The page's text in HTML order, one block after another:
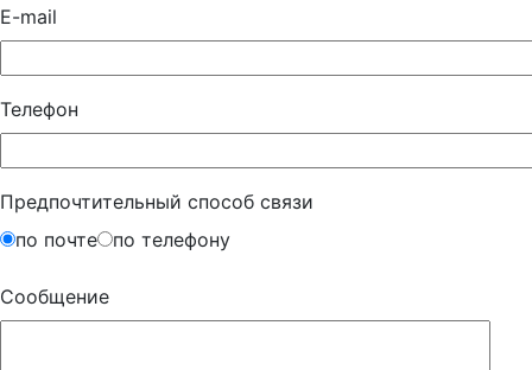
E-mail
Телефон
Предпочтительный способ связи
по почте
по телефону
Сообщение